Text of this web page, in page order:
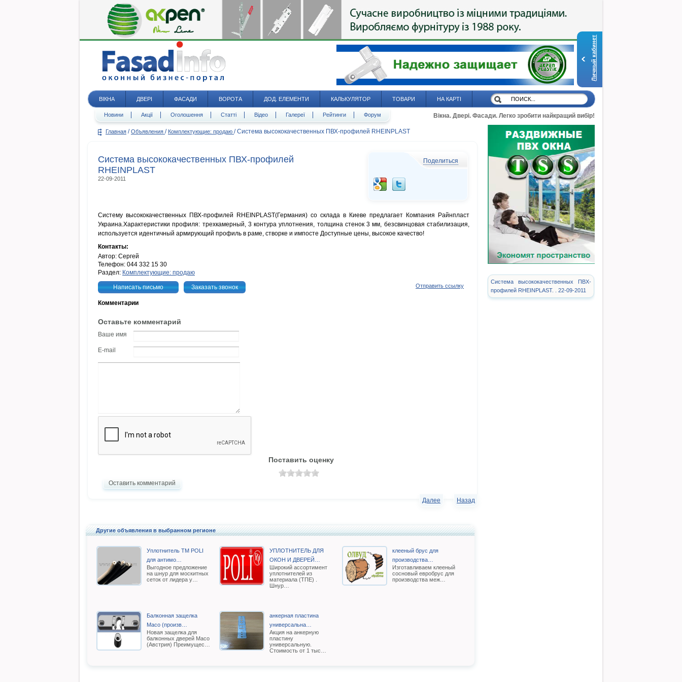
Личный кабинет
ВІКНА ДВЕРІ ФАСАДИ ВОРОТА ДОД. ЕЛЕМЕНТИ КАЛЬКУЛЯТОР ТОВАРИ НА КАРТІ
Новини Акції Оголошення Статті Відео Галереї Рейтинги Форум Вікна. Двері. Фасади. Легко зробити найкращий вибір!
Главная / Объявления / Комплектующие: продаю / Система высококачественных ПВХ-профилей RHEINPLAST
Система высококачественных ПВХ-профилей
RHEINPLAST
22-09-2011
Поделиться
Систему высококачественных ПВХ-профилей RHEINPLAST(Германия) со склада в Киеве предлагает Компания Райнпласт
Украина.Характеристики профиля: трехкамерный, 3 контура уплотнения, толщина стенок 3 мм, безсвинцовая стабилизация,
используется идентичный армирующий профиль в раме, створке и импосте Доступные цены, высокое качество!
Контакты:
Автор: Сергей
Телефон: 044 332 15 30
Раздел: Комплектующие: продаю
Написать письмо Заказать звонок Отправить ссылку
Комментарии
Оставьте комментарий
Ваше имя
E-mail
Поставить оценку
Оставить комментарий
Назад
Далее
Другие объявления в выбранном регионе
Уплотнитель TM POLI
для антимо…
Выгодное предложение
на шнур для москитных
сеток от лидера у…
УПЛОТНИТЕЛЬ ДЛЯ
ОКОН И ДВЕРЕЙ…
Широкий ассортимент
уплотнителей из
материала (ТПЕ) .
Шнур…
клееный брус для
производства…
Изготавливаем клееный
сосновый евробрус для
производства меж…
Балконная защелка
Масо (произв…
Новая защелка для
балконных дверей Масо
(Австрия) Преимущес…
анкерная пластина
универсальна…
Акция на анкерную
пластину
универсальную.
Стоимость от 1 тыс…
Система высококачественных ПВХ-
профилей RHEINPLAST. . 22-09-2011